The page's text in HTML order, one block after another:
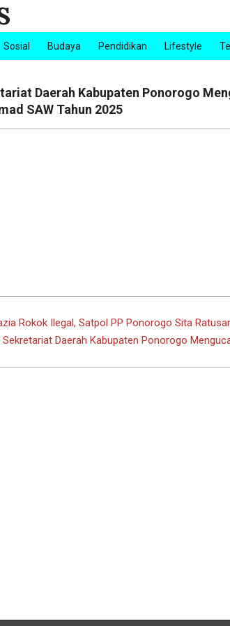
Sosial Budaya Pendidikan Lifestyle
Daerah Kabupaten Ponorogo
SAW Tahun 2025
Rokok Ilegal, Satpol PP Ponorogo Sita
Sekretariat Daerah Kabupaten Ponorogo